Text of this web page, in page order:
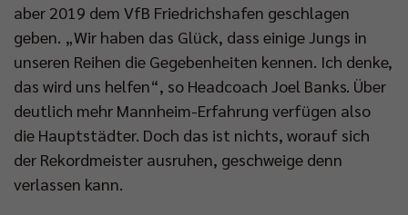
aber 2019 dem VfB Friedrichshafen geschlagen
geben. „Wir haben das Glück, dass einige Jungs in
unseren Reihen die Gegebenheiten kennen. Ich denke,
das wird uns helfen“, so Headcoach Joel Banks. Über
deutlich mehr Mannheim-Erfahrung verfügen also
die Hauptstädter. Doch das ist nichts, worauf sich
der Rekordmeister ausruhen, geschweige denn
verlassen kann.